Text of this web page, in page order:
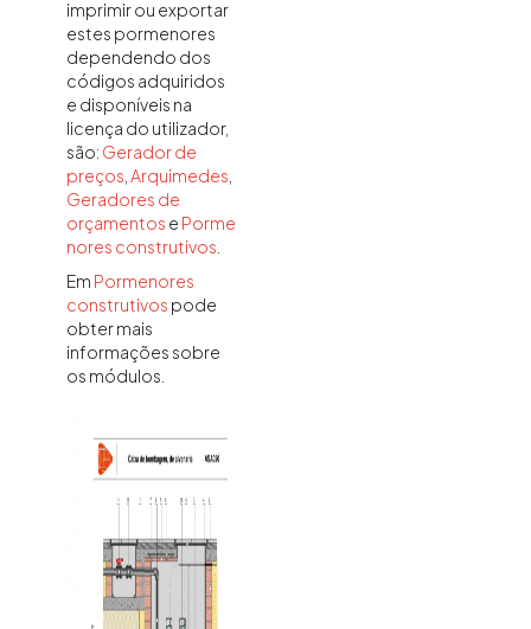
imprimir ou exportar
estes pormenores
dependendo dos
códigos adquiridos
e disponíveis na
licença do utilizador,
são: Gerador de
preços Arquimedes
Geradores de
orçamentos e Porme
nores construtivos
Em Pormenores
construtivos pode
obter mais
informações sobre
os módulos.